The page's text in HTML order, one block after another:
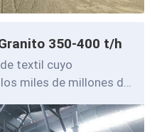
350-400 t/h
textil cuyo
miles de millones de